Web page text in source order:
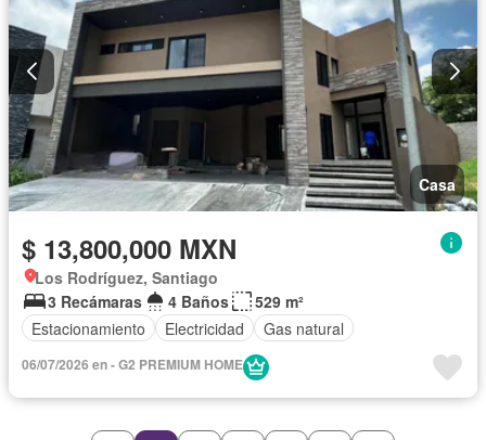
Casa
$ 13,800,000 MXN
Los Rodríguez, Santiago
3 Recámaras
4 Baños
529 m²
Estacionamiento
Electricidad Gas natural
06/07/2026 en - G2 PREMIUM HOME